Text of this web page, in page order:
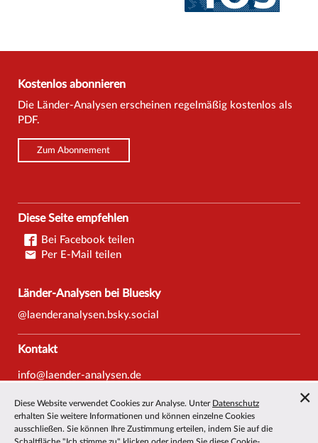
Kostenlos abonnieren
Die Länder-Analysen erscheinen regelmäßig kostenlos als
PDF.
Zum Abonnement
Diese Seite empfehlen
Bei Facebook teilen
Per E-Mail teilen
Länder-Analysen bei Bluesky
@laenderanalysen.bsky.social
Kontakt
info@laender-analysen.de
Fax: 0421/218-69607
Redaktionen
Diese Website verwendet Cookies zur Analyse. Unter Datenschutz
erhalten Sie weitere Informationen und können einzelne Cookies
ausschließen. Sie können Ihre Zustimmung erteilen, indem Sie auf die